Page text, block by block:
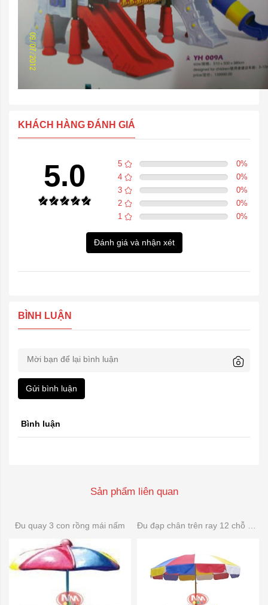
KHÁCH HÀNG ĐÁNH GIÁ
5.0 5 0%
4
0%
3
0%
2
0%
1
0%
Đánh giá và nhận xét
BÌNH LUẬN
Gửi bình luận
Bình luận
Sản phẩm liên quan
Đu quay 3 con rồng mái nấm